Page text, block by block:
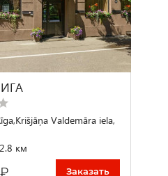
Valdemāra iela,
км
₽ Заказать